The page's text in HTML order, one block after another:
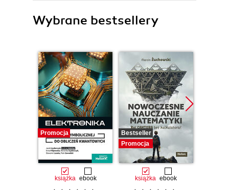
Wybrane bestsellery
Promocja
książka ebook
Bestseller
Promocja
książka ebook